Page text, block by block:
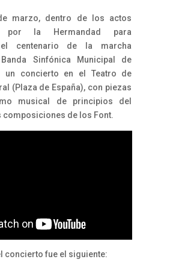
marzo, dentro de los actos
por la Hermandad para
el centenario de la marcha
Sinfónica Municipal de
un concierto en el Teatro de
(Plaza de España), con piezas
musical de principios del
composiciones de los Font.
concierto fue el siguiente: